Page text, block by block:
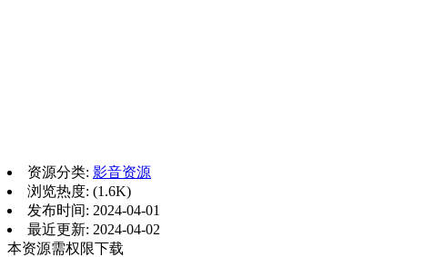
资源分类: 影音资源
浏览热度: (1.6K)
发布时间: 2024-04-01
最近更新: 2024-04-02
本资源需权限下载